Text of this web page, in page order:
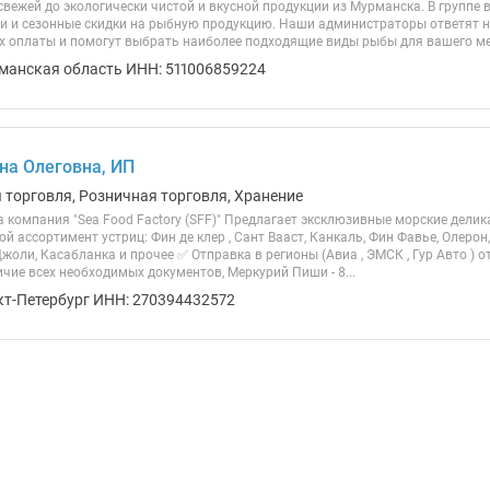
до экологически чистой и вкусной продукции из Мурманска. В группе
и сезонные скидки на рыбную продукцию. Наши администраторы ответят
оплаты и помогут выбрать наиболее подходящие виды рыбы для вашего
область ИНН: 511006859224
Олеговна, ИП
Розничная торговля, Хранение
"Sea Food Factory (SFF)" Предлагает эксклюзивные морские
ассортимент устриц: Фин де клер , Сант Вааст, Канкаль, Фин Фавье,
Касабланка и прочее ✅ Отправка в регионы (Авиа , ЭМСК , Гур Авто )
всех необходимых документов, Меркурий Пиши - 8...
Петербург ИНН: 270394432572